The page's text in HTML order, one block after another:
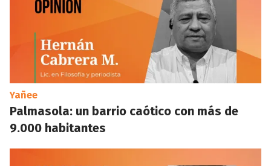
Yañee
Palmasola: un barrio caótico con más de
9.000 habitantes